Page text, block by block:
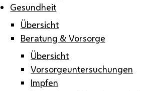
Gesundheit
Übersicht
Beratung & Vorsorge
Übersicht
Vorsorgeuntersuchungen
Impfen